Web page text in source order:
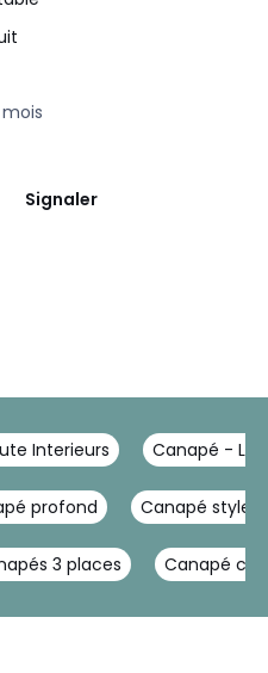
Signaler
Interieurs Canapé - La
profond Canapé style
3 places Canapé